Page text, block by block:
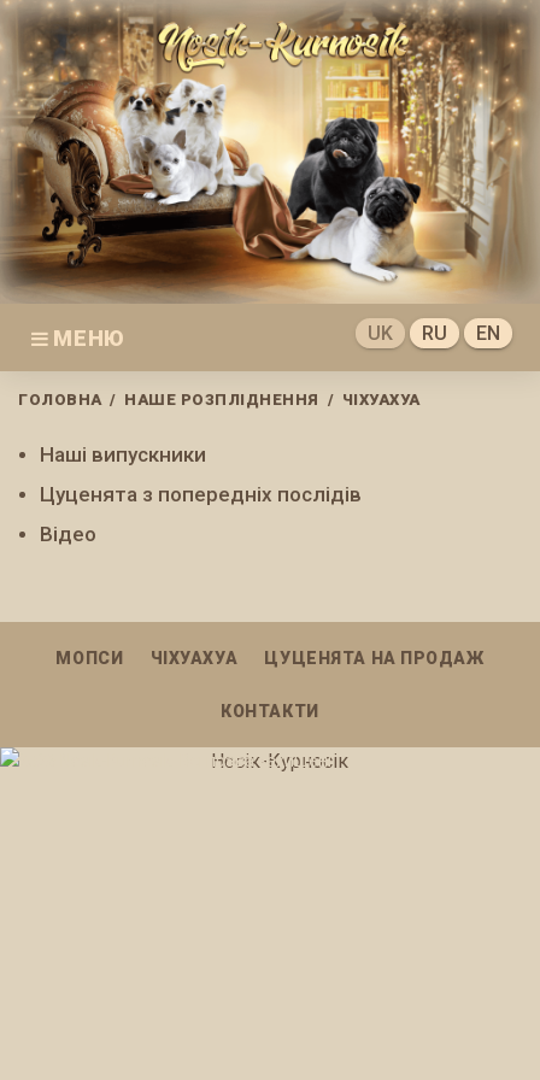
Skip
to
content
МЕНЮ UK RU EN
ГОЛОВНА / НАШЕ РОЗПЛІДНЕННЯ / ЧІХУАХУА
Наші випускники
Цуценята з попередніх послідів
Відео
МОПСИ ЧІХУАХУА ЦУЦЕНЯТА НА ПРОДАЖ
КОНТАКТИ
2026 Nosik-Kurnosik. Всі права захищені.